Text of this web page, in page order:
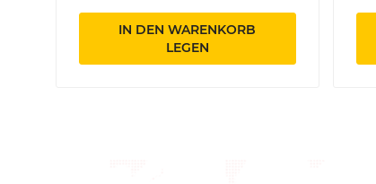
IN DEN WARENKORB
LEGEN